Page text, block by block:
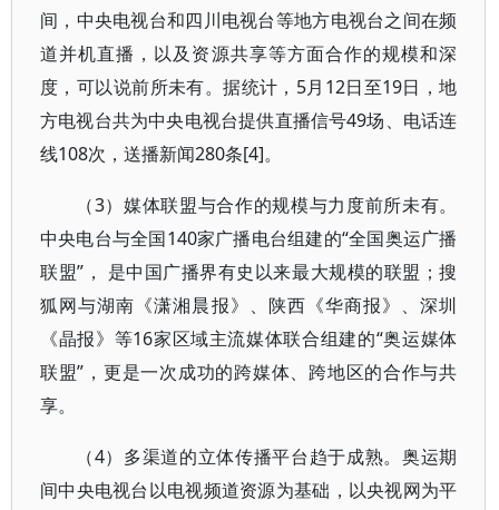
间，中央电视台和四川电视台等地方电视台之间在频
道并机直播，以及资源共享等方面合作的规模和深
度，可以说前所未有。据统计，5月12日至19日，地
方电视台共为中央电视台提供直播信号49场、电话连
线108次，送播新闻280条[4]。
（3）媒体联盟与合作的规模与力度前所未有。
中央电台与全国140家广播电台组建的“全国奥运广播
联盟”， 是中国广播界有史以来最大规模的联盟；搜
狐网与湖南《潇湘晨报》、陕西《华商报》、深圳
《晶报》等16家区域主流媒体联合组建的“奥运媒体
联盟”，更是一次成功的跨媒体、跨地区的合作与共
享。
（4）多渠道的立体传播平台趋于成熟。奥运期
间中央电视台以电视频道资源为基础，以央视网为平